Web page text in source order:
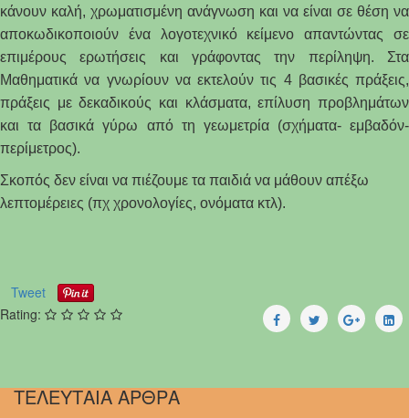
κάνουν καλή, χρωματισμένη ανάγνωση και να είναι σε θέση να
αποκωδικοποιούν ένα λογοτεχνικό κείμενο απαντώντας σε
επιμέρους ερωτήσεις και γράφοντας την περίληψη. Στα
Μαθηματικά να γνωρίουν να εκτελούν τις 4 βασικές πράξεις,
πράξεις με δεκαδικούς και κλάσματα, επίλυση προβλημάτων
και τα βασικά γύρω από τη γεωμετρία (σχήματα- εμβαδόν-
περίμετρος).
Σκοπός δεν είναι να πιέζουμε τα παιδιά να μάθουν απέξω
λεπτομέρειες (πχ χρονολογίες, ονόματα κτλ).
Tweet
Rating:
ΤΕΛΕΥΤΑΙΑ ΑΡΘΡΑ